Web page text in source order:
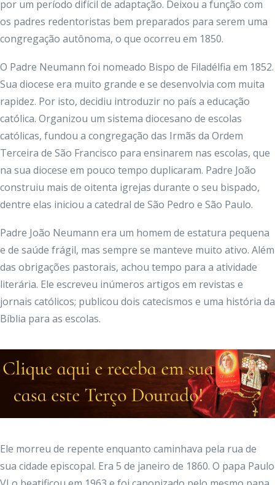
por um período difícil de adaptação. Deixou a função com
os padres redentoristas bem preparados para serem uma
congregação autônoma, o que ocorreu em 1850.
O Padre Neumann foi nomeado Bispo de Filadélfia em 1852.
Sua diocese era muito grande e se desenvolvia com muita
rapidez. Por isto, decidiu introduzir no país a educação
católica. Organizou um sistema diocesano de escolas
católicas, fundou a congregação das Irmãs da Ordem
Terceira de São Francisco para ensinarem nas escolas, que
na sua diocese em pouco tempo duplicaram. Padre João
construiu mais de oitenta igrejas durante o seu bispado,
dentre elas iniciou a catedral de São Pedro e São Paulo.
Padre João Neumann era um homem de estatura pequena
e de saúde frágil, mas sempre se manteve muito ativo. Além
das obrigações pastorais, achou tempo para a atividade
literária. Ele escreveu inúmeros artigos em revistas e
jornais católicos; publicou dois catecismos e uma história da
Bíblia para as escolas.
Ele morreu de repente enquanto caminhava pela rua de
sua cidade episcopal. Era 5 de janeiro de 1860. O papa Paulo